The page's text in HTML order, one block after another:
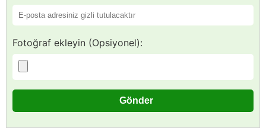
Fotoğraf ekleyin (Opsiyonel):